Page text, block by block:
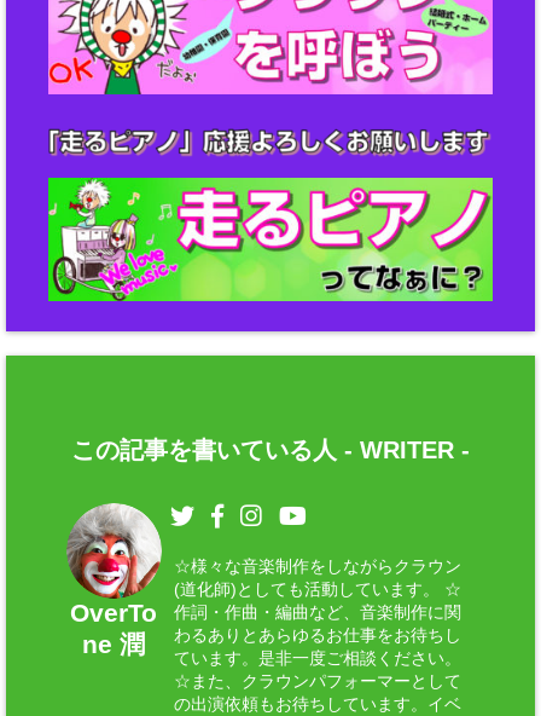
この記事を書いている人 - WRITER -
OverTo
ne 潤
☆様々な音楽制作をしながらクラウン
(道化師)としても活動しています。 ☆
作詞・作曲・編曲など、音楽制作に関
わるありとあらゆるお仕事をお待ちし
ています。是非一度ご相談ください。
☆また、クラウンパフォーマーとして
の出演依頼もお待ちしています。イベ